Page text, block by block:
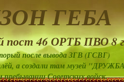
ГЕБА
пост 46 ОРТБ ПВО 8
после вывода ЗГВ (ГСВГ)
а создали там музей
Советских войск.